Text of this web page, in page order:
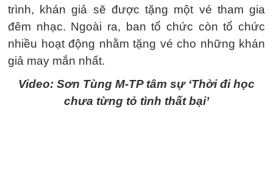
trình, khán giả sẽ được tặng một vé tham gia
đêm nhạc. Ngoài ra, ban tổ chức còn tổ chức
nhiều hoạt động nhằm tặng vé cho những khán
giả may mắn nhất.
Video: Sơn Tùng M-TP tâm sự ‘Thời đi học
chưa từng tỏ tình thất bại’